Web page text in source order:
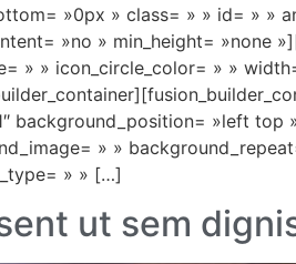
»0px » class= » » id= » »
»no » min_height= »none
» » icon_circle_color= » »
background_position= »left
» »
» » […]
ut sem